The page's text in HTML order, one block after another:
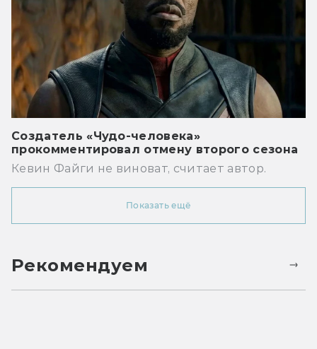
Создатель «Чудо-человека»
прокомментировал отмену второго сезона
Кевин Файги не виноват, считает автор.
Показать ещё
Рекомендуем